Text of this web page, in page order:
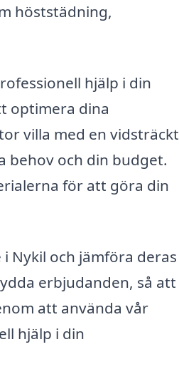
höststädning,
hjälp i din
optimera dina
villa med en vidsträckt
behov och din budget.
för att göra din
Nykil och jämföra deras
erbjudanden, så att
att använda vår
hjälp i din